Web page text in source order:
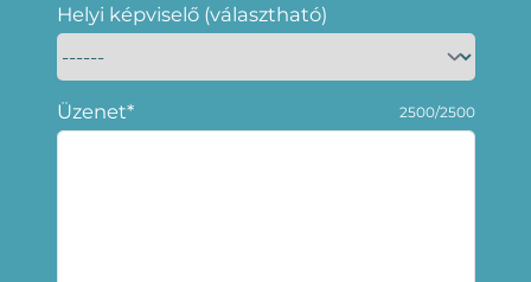
Helyi képviselő (választható)
Üzenet* 2500/2500